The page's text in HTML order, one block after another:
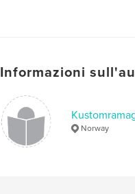
Informazioni
Norway